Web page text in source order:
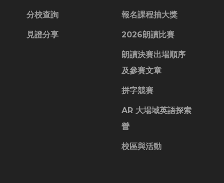
分校查詢
見證分享
報名課程抽大獎
2026朗讀比賽
朗讀決賽出場順序
及參賽文章
拼字競賽
AR 大場域英語探索
營
校區與活動